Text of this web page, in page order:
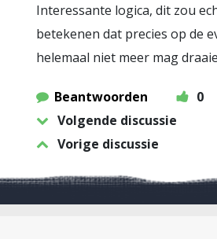
Interessante logica, dit zou
betekenen dat precies op de
helemaal niet meer mag
Beantwoorden
0
Volgende discussie
Vorige discussie